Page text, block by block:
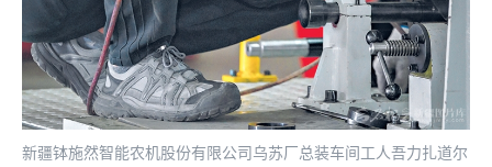
新疆钵施然智能农机股份有限公司乌苏厂总装车间工人吾力扎道尔